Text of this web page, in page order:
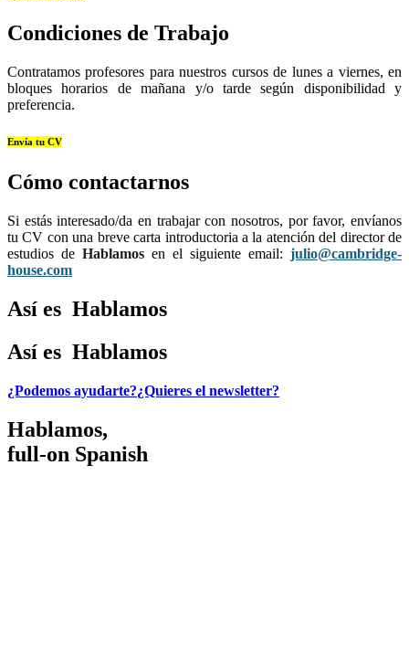
Condiciones de Trabajo
Contratamos profesores para nuestros cursos de lunes a viernes, en
bloques horarios de mañana y/o tarde según disponibilidad y
preferencia.
Envía tu CV
Cómo contactarnos
Si estás interesado/da en trabajar con nosotros, por favor, envíanos
tu CV con una breve carta introductoria a la atención del director de
estudios de Hablamos en el siguiente email: julio@cambridge-
house.com
Así es Hablamos
Así es Hablamos
¿Podemos ayudarte?¿Quieres el newsletter?
Hablamos,
full-on Spanish